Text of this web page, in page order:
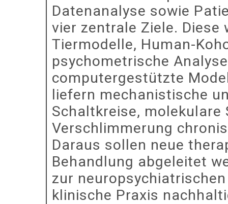
Datenanalyse sowie
vier zentrale Ziele.
Tiermodelle, Human-
psychometrische
computergestützte
liefern mechanistische
Schaltkreise, molekulare
Verschlimmerung
Daraus sollen neue
Behandlung abgeleitet
zur
klinische Praxis